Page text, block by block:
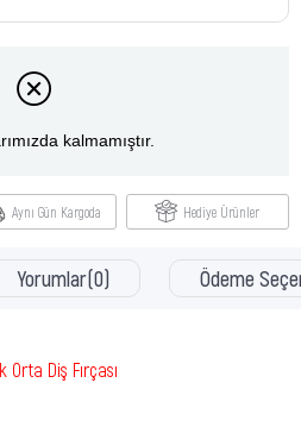
kalmamıştır.
Aynı Gün Kargoda Hediye Ürünler
Yorumlar(0) Ödeme
Diş Fırçası